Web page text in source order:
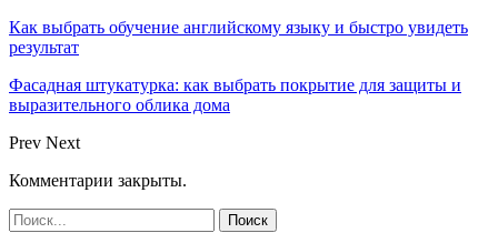
Как выбрать обучение английскому языку и быстро увидеть
результат
Фасадная штукатурка: как выбрать покрытие для защиты и
выразительного облика дома
Prev Next
Комментарии закрыты.